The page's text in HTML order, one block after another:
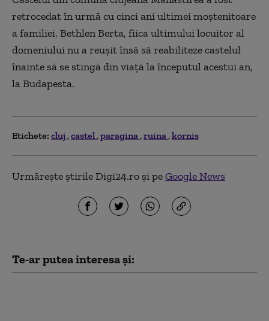
retrocedat în urmă cu cinci ani ultimei moştenitoare
a familiei. Bethlen Berta, fiica ultimului locuitor al
domeniului nu a reuşit însă să reabiliteze castelul
înainte să se stingă din viaţă la începutul acestui an,
la Budapesta.
Etichete: cluj castel paragina ruina kornis
Urmărește știrile Digi24.ro și peGoogle News
Te-ar putea interesa și: